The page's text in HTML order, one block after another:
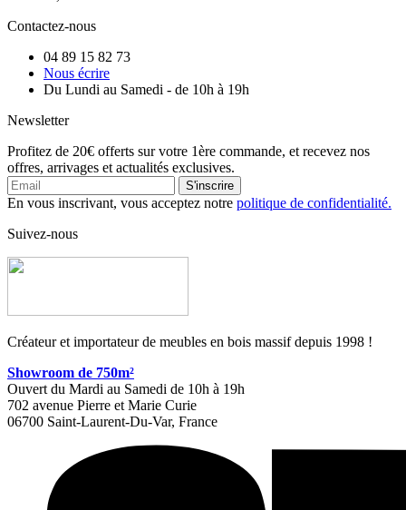
Contactez-nous
04 89 15 82 73
Nous écrire
Du Lundi au Samedi - de 10h à 19h
Newsletter
Profitez de 20€ offerts sur votre 1ère commande, et recevez nos
offres, arrivages et actualités exclusives.
S'inscrire
En vous inscrivant, vous acceptez notre politique de confidentialité.
Suivez-nous
Créateur et importateur de meubles en bois massif depuis 1998 !
Showroom de 750m²
Ouvert du Mardi au Samedi de 10h à 19h
702 avenue Pierre et Marie Curie
06700 Saint-Laurent-Du-Var, France